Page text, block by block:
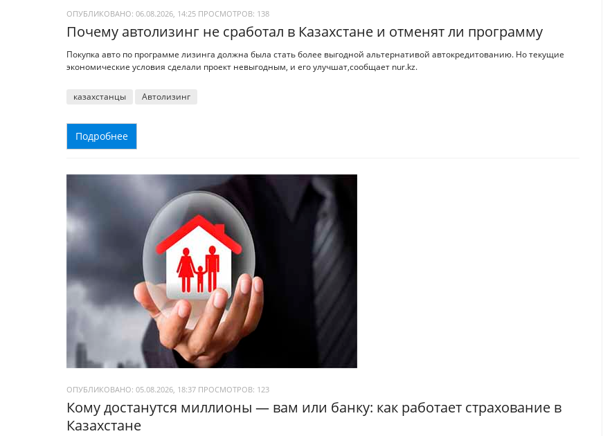
ОПУБЛИКОВАНО: 06.08.2026, 14:25 ПРОСМОТРОВ: 138
Почему автолизинг не сработал в Казахстане и отменят ли программу
Покупка авто по программе лизинга должна была стать более выгодной альтернативой автокредитованию. Но текущие
экономические условия сделали проект невыгодным, и его улучшат,сообщает nur.kz.
казахстанцы Автолизинг
Подробнее
ОПУБЛИКОВАНО: 05.08.2026, 18:37 ПРОСМОТРОВ: 123
Кому достанутся миллионы — вам или банку: как работает страхование в
Казахстане